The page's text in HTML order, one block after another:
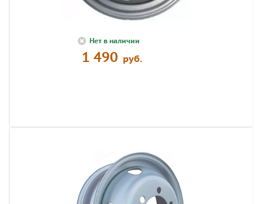
Нет в наличии
1 490 руб.